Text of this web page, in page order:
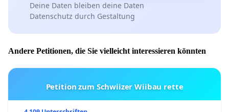
Deine Daten bleiben deine Daten
Datenschutz durch Gestaltung
Andere Petitionen, die Sie vielleicht interessieren könnten
Petition zum Schwiizer Wiibau rette